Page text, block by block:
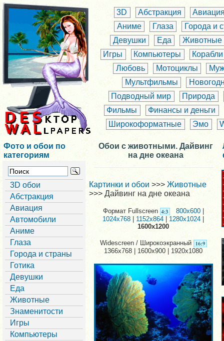
3D Абстракция
Аниме
Глаза
Города и
Девушки
Еда
Животные
Игры
Компьютеры
Корабли
Любовь
Мотоциклы
Мультфильмы
Подводный мир
Природа
Фильмы
Финансы и деньги
Широкоформатные
Эмо
Фото и обои по
категориям
3D обои
Абстракция
Авиация
Автомобили
Аниме
Глаза
Города и страны
Готика
Девушки
Еда
Животные
Знаменитости
Игры
Компьютеры
Обои с животными. Дайвинг
на дне океана
Картинки и обои >>> Животные
>>> Дайвинг на дне океана
Формат Fullscreen 800x600
1024x768
1152x864|1280x1024
1600x1200
Widescreen / Широкоэкранный
1366x768 | 1600x900 | 1920x1080